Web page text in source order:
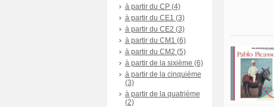
à partir du CP (4)
à partir du CE1 (3)
à partir du CE2 (3)
à partir du CM1 (6)
à partir du CM2 (5)
à partir de la sixième (6)
à partir de la cinquième
(3)
à partir de la quatrième
(2)